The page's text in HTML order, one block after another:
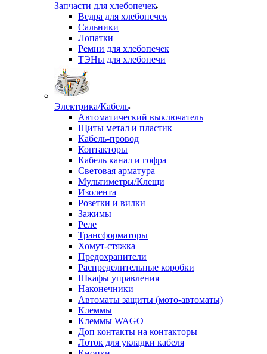
Запчасти для хлебопечек
Ведра для хлебопечек
Сальники
Лопатки
Ремни для хлебопечек
ТЭНы для хлебопечи
Электрика/Кабель
Автоматический выключатель
Щиты метал и пластик
Кабель-провод
Контакторы
Кабель канал и гофра
Световая арматура
Мультиметры/Клещи
Изолента
Розетки и вилки
Зажимы
Реле
Трансформаторы
Хомут-стяжка
Предохранители
Распределительные коробки
Шкафы управления
Наконечники
Автоматы защиты (мото-автоматы)
Клеммы
Клеммы WAGO
Доп контакты на контакторы
Лоток для укладки кабеля